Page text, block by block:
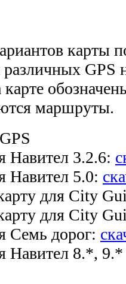
карты
различных GPS
маршруты.
GPS
Навител 3.2.6:
Навител 5.0:
для City
для City
Семь дорог:
Навител 8.*,